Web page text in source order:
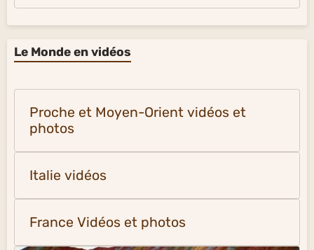
Le Monde en vidéos
Proche et Moyen-Orient vidéos et
photos
Italie vidéos
France Vidéos et photos